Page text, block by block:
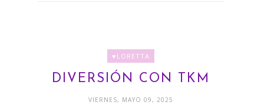
♥LORETTA
DIVERSIÓN CON TKM
VIERNES, MAYO 09, 2025